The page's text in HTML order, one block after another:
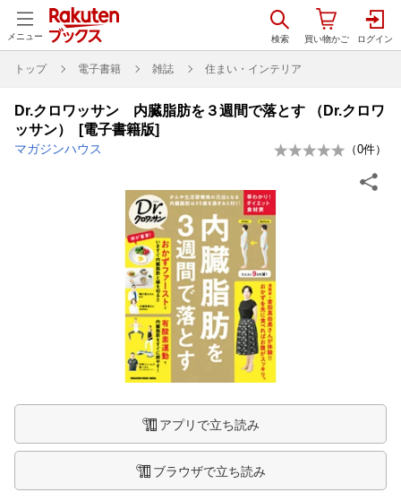
メニュー
トップ 電子書籍 雑誌 住まい・インテリア
Dr.クロワッサン 内臓脂肪を３週間で落とす （Dr.クロワ
ッサン） [電子書籍版]
マガジンハウス （0件）
アプリで立ち読み
ブラウザで立ち読み